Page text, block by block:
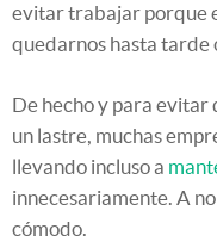
evitar trabajar porque
quedarnos hasta tarde
De hecho y para evitar
un lastre, muchas
llevando incluso a
innecesariamente. A
cómodo.